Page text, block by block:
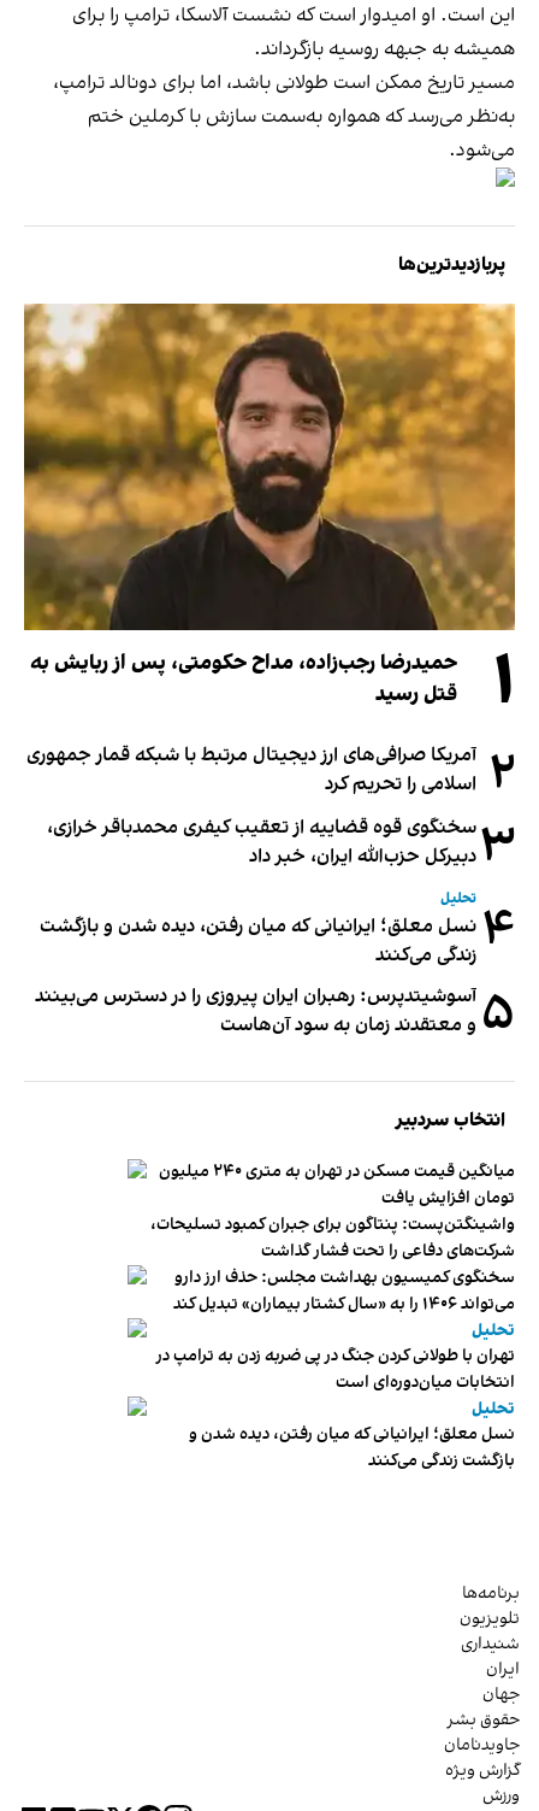
این است. او امیدوار است که نشست آلاسکا، ترامپ را برای
همیشه به جبهه روسیه بازگرداند.
مسیر تاریخ ممکن است طولانی باشد، اما برای دونالد ترامپ،
به‌نظر می‌رسد که همواره به‌سمت سازش با کرملین ختم
می‌شود.
پربازدیدترین‌ها
۱
حمیدرضا رجب‌زاده، مداح حکومتی، پس از ربایش به
قتل رسید
۲ آمریکا صرافی‌های ارز دیجیتال مرتبط با شبکه قمار جمهوری
اسلامی را تحریم کرد
۳سخنگوی قوه قضاییه از تعقیب کیفری محمدباقر خرازی،
دبیر‌کل حزب‌الله ایران، خبر داد
۴ تحلیل
نسل معلق؛ ایرانیانی که میان رفتن، دیده شدن و بازگشت
زندگی می‌کنند
۵ آسوشیتدپرس: رهبران ایران پیروزی را در دسترس می‌بینند
و معتقدند زمان به سود آن‌هاست
انتخاب سردبیر
میانگین قیمت مسکن در تهران به متری ۲۴۰ میلیون
تومان افزایش یافت
واشینگتن‌پست: پنتاگون برای جبران کمبود تسلیحات،
شرکت‌های دفاعی را تحت فشار گذاشت
سخنگوی کمیسیون بهداشت مجلس: حذف ارز دارو
می‌تواند ۱۴۰۶ را به «سال کشتار بیماران» تبدیل کند
تحلیل
تهران با طولانی کردن جنگ در پی ضربه زدن به ترامپ در
انتخابات میان‌دوره‌ای است
تحلیل
نسل معلق؛ ایرانیانی که میان رفتن، دیده شدن و
بازگشت زندگی می‌کنند
برنامه‌ها
تلویزیون
شنیداری
ایران
جهان
حقوق بشر
جاویدنامان
گزارش ویژه
ورزش